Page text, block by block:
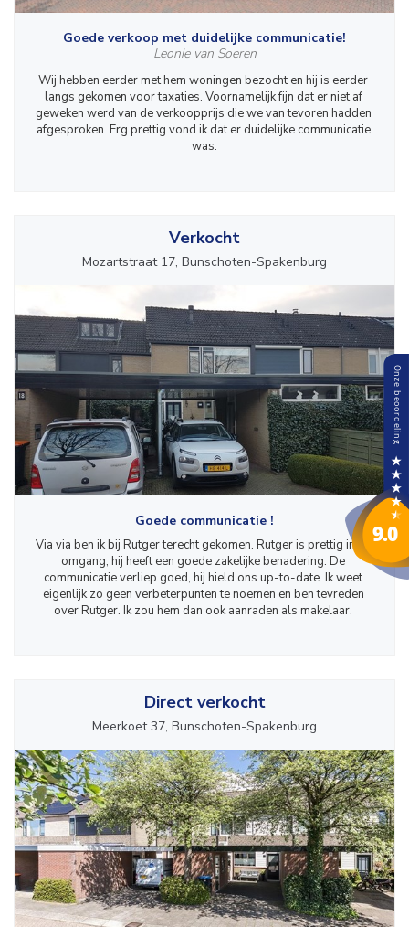
Goede verkoop met duidelijke communicatie!
Leonie van Soeren
Wij hebben eerder met hem woningen bezocht en hij is eerder
langs gekomen voor taxaties. Voornamelijk fijn dat er niet af
geweken werd van de verkoopprijs die we van tevoren hadden
afgesproken. Erg prettig vond ik dat er duidelijke communicatie
was.
Verkocht
Mozartstraat 17, Bunschoten-Spakenburg
Goede communicatie !
Via via ben ik bij Rutger terecht gekomen. Rutger is prettig in de
omgang, hij heeft een goede zakelijke benadering. De
communicatie verliep goed, hij hield ons up-to-date. Ik weet
eigenlijk zo geen verbeterpunten te noemen en ben tevreden
over Rutger. Ik zou hem dan ook aanraden als makelaar.
Direct verkocht
Meerkoet 37, Bunschoten-Spakenburg